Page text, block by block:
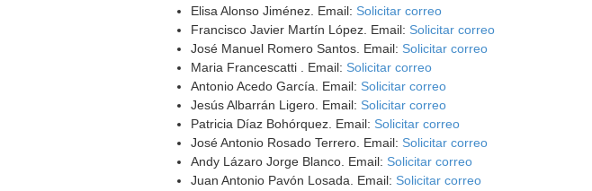
Elisa Alonso Jiménez. Email: Solicitar correo
Francisco Javier Martín López. Email: Solicitar correo
José Manuel Romero Santos. Email: Solicitar correo
Maria Francescatti . Email: Solicitar correo
Antonio Acedo García. Email: Solicitar correo
Jesús Albarrán Ligero. Email: Solicitar correo
Patricia Díaz Bohórquez. Email: Solicitar correo
José Antonio Rosado Terrero. Email: Solicitar correo
Andy Lázaro Jorge Blanco. Email: Solicitar correo
Juan Antonio Pavón Losada. Email: Solicitar correo